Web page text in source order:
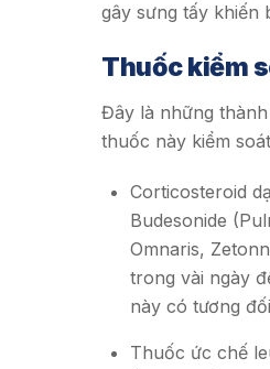
gây sưng tấy khiến
Thuốc kiểm
Đây là những
thuốc này kiểm
Corticosteroid
Budesonide
Omnaris,
trong vài ngày
này có tương
Thuốc ức chế